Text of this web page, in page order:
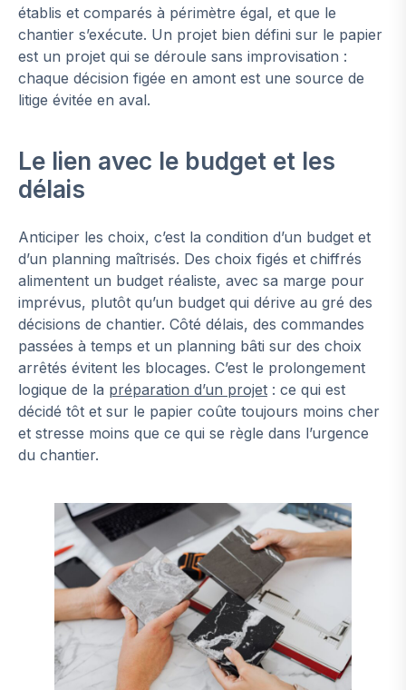
établis et comparés à périmètre égal, et que le
chantier s’exécute. Un projet bien défini sur le papier
est un projet qui se déroule sans improvisation :
chaque décision figée en amont est une source de
litige évitée en aval.
Le lien avec le budget et les
délais
Anticiper les choix, c’est la condition d’un budget et
d’un planning maîtrisés. Des choix figés et chiffrés
alimentent un budget réaliste, avec sa marge pour
imprévus, plutôt qu’un budget qui dérive au gré des
décisions de chantier. Côté délais, des commandes
passées à temps et un planning bâti sur des choix
arrêtés évitent les blocages. C’est le prolongement
logique de la préparation d’un projet : ce qui est
décidé tôt et sur le papier coûte toujours moins cher
et stresse moins que ce qui se règle dans l’urgence
du chantier.